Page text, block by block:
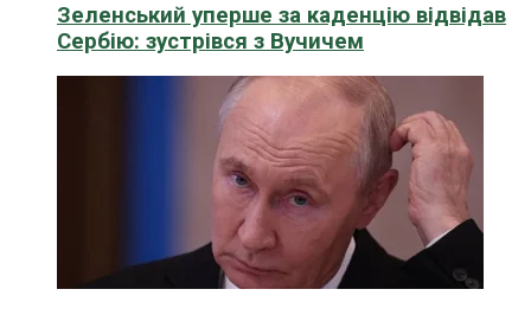
Зеленський уперше за каденцію відвідав
Сербію: зустрівся з Вучичем